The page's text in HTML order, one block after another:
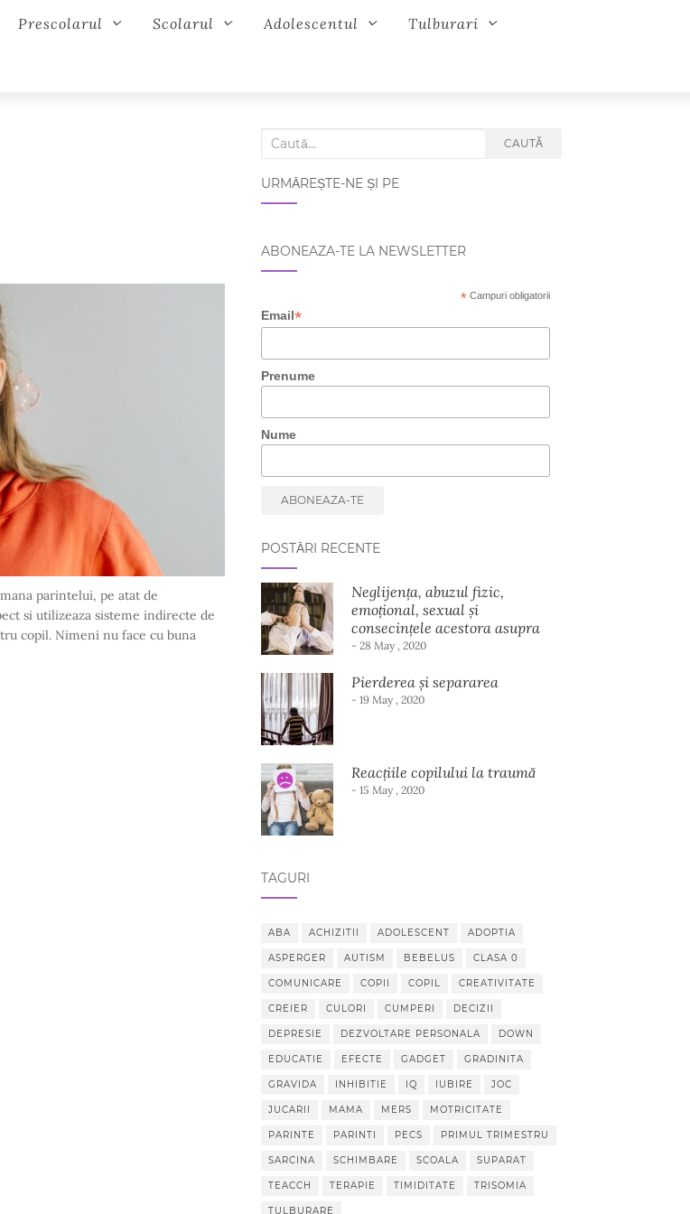
Prescolarul Scolarul Adolescentul Tulburari
parintelui, pe atat de
si utilizeaza sisteme indirecte de
copil. Nimeni nu face cu buna
Search for: CAUTĂ
URMĂREȘTE-NE ȘI PE
ABONEAZA-TE LA NEWSLETTER
*Campuri obligatorii
Email*
Prenume
Nume
POSTĂRI RECENTE
Neglijența, abuzul fizic,
emoțional, sexual și
consecințele acestora asupra
dezvoltării copilului
- 28 May , 2020
Pierderea și separarea
- 19 May , 2020
Reacțiile copilului la traumă
- 15 May , 2020
TAGURI
ABA ACHIZITII ADOLESCENT ADOPTIA
ASPERGER AUTISM BEBELUS CLASA 0
COMUNICARE COPII COPIL CREATIVITATE
CREIER CULORI CUMPERI DECIZII
DEPRESIE DEZVOLTARE PERSONALA DOWN
EDUCATIE EFECTE GADGET GRADINITA
GRAVIDA INHIBITIE IQ IUBIRE JOC
JUCARII MAMA MERS MOTRICITATE
PARINTE PARINTI PECS PRIMUL TRIMESTRU
SARCINA SCHIMBARE SCOALA SUPARAT
TEACCH TERAPIE TIMIDITATE TRISOMIA
TULBURARE